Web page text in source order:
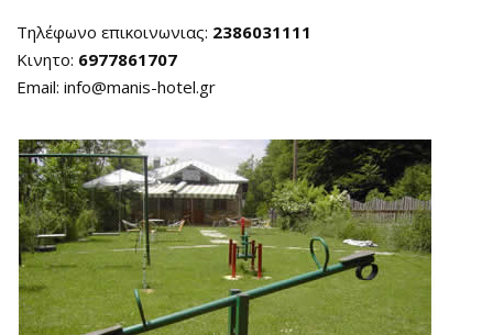
Τηλέφωνο επικοινωνιας: 2386031111
Κινητο: 6977861707
Email: info@manis-hotel.gr